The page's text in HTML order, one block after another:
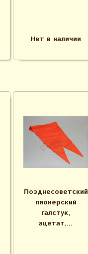
Нет в наличии
Позднесоветский
пионерский
галстук,
ацетат,...